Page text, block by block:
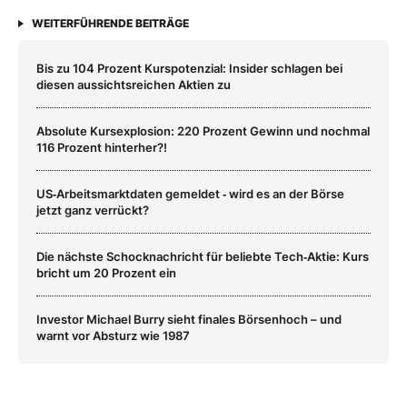
WEITERFÜHRENDE BEITRÄGE
Bis zu 104 Prozent Kurspotenzial: Insider schlagen bei
diesen aussichtsreichen Aktien zu
Absolute Kursexplosion: 220 Prozent Gewinn und nochmal
116 Prozent hinterher?!
US‑Arbeitsmarktdaten gemeldet ‑ wird es an der Börse
jetzt ganz verrückt?
Die nächste Schocknachricht für beliebte Tech‑Aktie: Kurs
bricht um 20 Prozent ein
Investor Michael Burry sieht finales Börsenhoch – und
warnt vor Absturz wie 1987